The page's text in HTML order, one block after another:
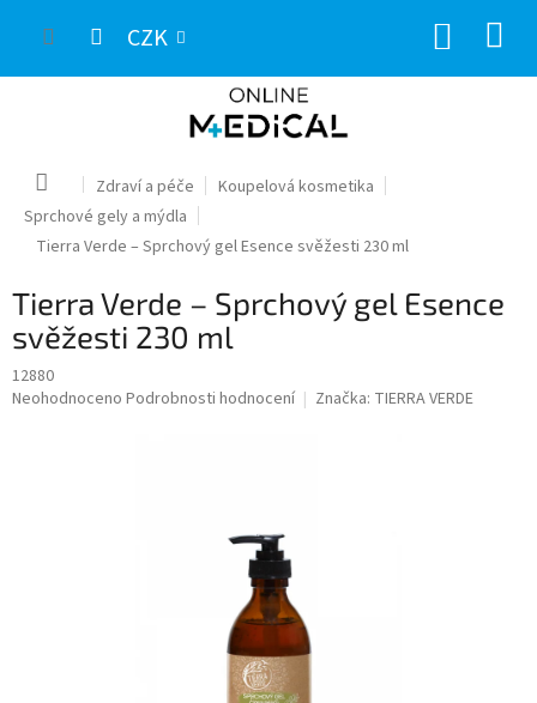
CZK
Domů Zdraví a péče
Koupelová kosmetika
Sprchové gely a mýdla
Tierra Verde – Sprchový gel Esence svěžesti 230 ml
Tierra Verde – Sprchový gel Esence
svěžesti 230 ml
12880
Průměrné
Neohodnoceno Podrobnosti hodnocení Značka: TIERRA VERDE